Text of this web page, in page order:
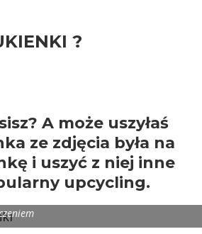
?
A może uszyłaś
ze zdjęcia była na
i uszyć z niej inne
upcycling.